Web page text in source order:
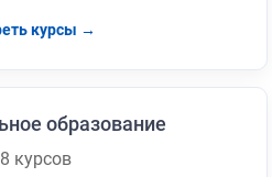
курсы →
образование
курсов